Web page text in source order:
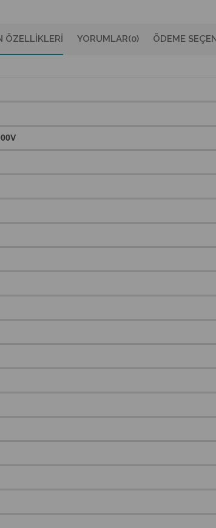
ÖZELLIKLERI YORUMLAR(0) ÖDEME